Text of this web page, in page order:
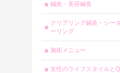
鍼灸・美容鍼灸
クリアリング鍼灸・シー
ーリング
施術メニュー
女性のライフスタイルと